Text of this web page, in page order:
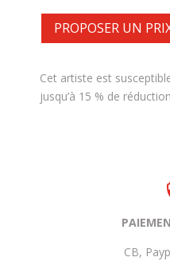
PROPOSER UN
Cet artiste est
jusqu’à 15 % de
CB,